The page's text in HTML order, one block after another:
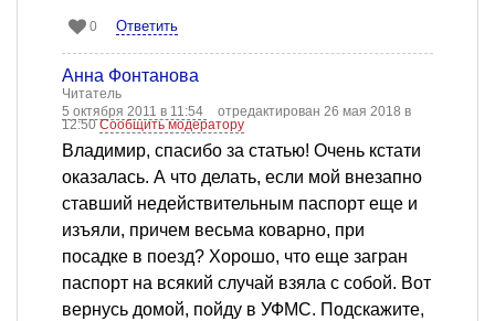
0 Ответить
Анна Фонтанова
Читатель
5 октября 2011 в 11:54
отредактирован 26 мая 2018 в
12:50Сообщить модератору
Владимир, спасибо за статью! Очень кстати
оказалась. А что делать, если мой внезапно
ставший недействительным паспорт еще и
изъяли, причем весьма коварно, при
посадке в поезд? Хорошо, что еще загран
паспорт на всякий случай взяла с собой. Вот
вернусь домой, пойду в УФМС. Подскажите,